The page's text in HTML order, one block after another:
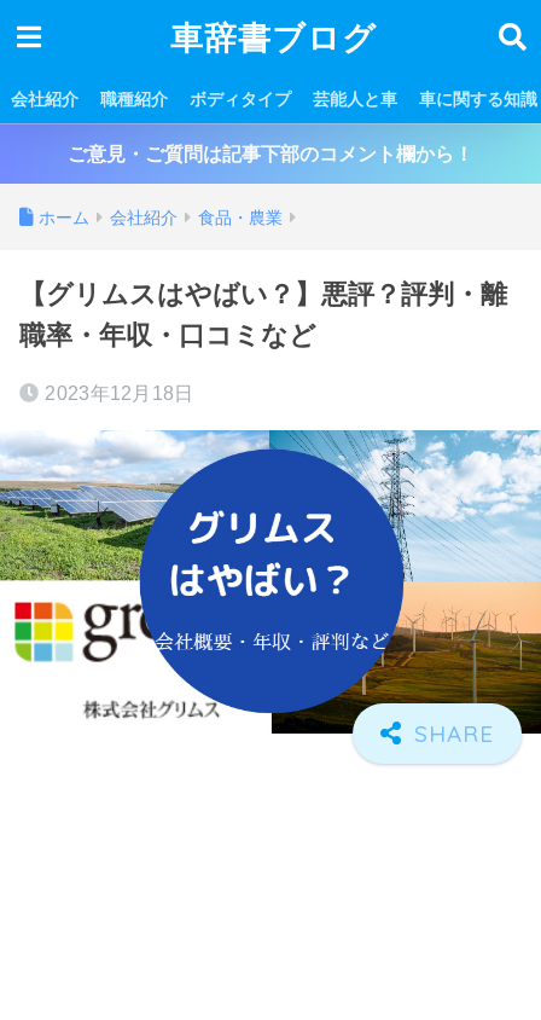
車辞書ブログ
会社紹介 職種紹介 ボディタイプ 芸能人と車 車に関する知識
ご意見・ご質問は記事下部のコメント欄から！
ホーム 会社紹介 食品・農業
【グリムスはやばい？】悪評？評判・離
職率・年収・口コミなど
2023年12月18日